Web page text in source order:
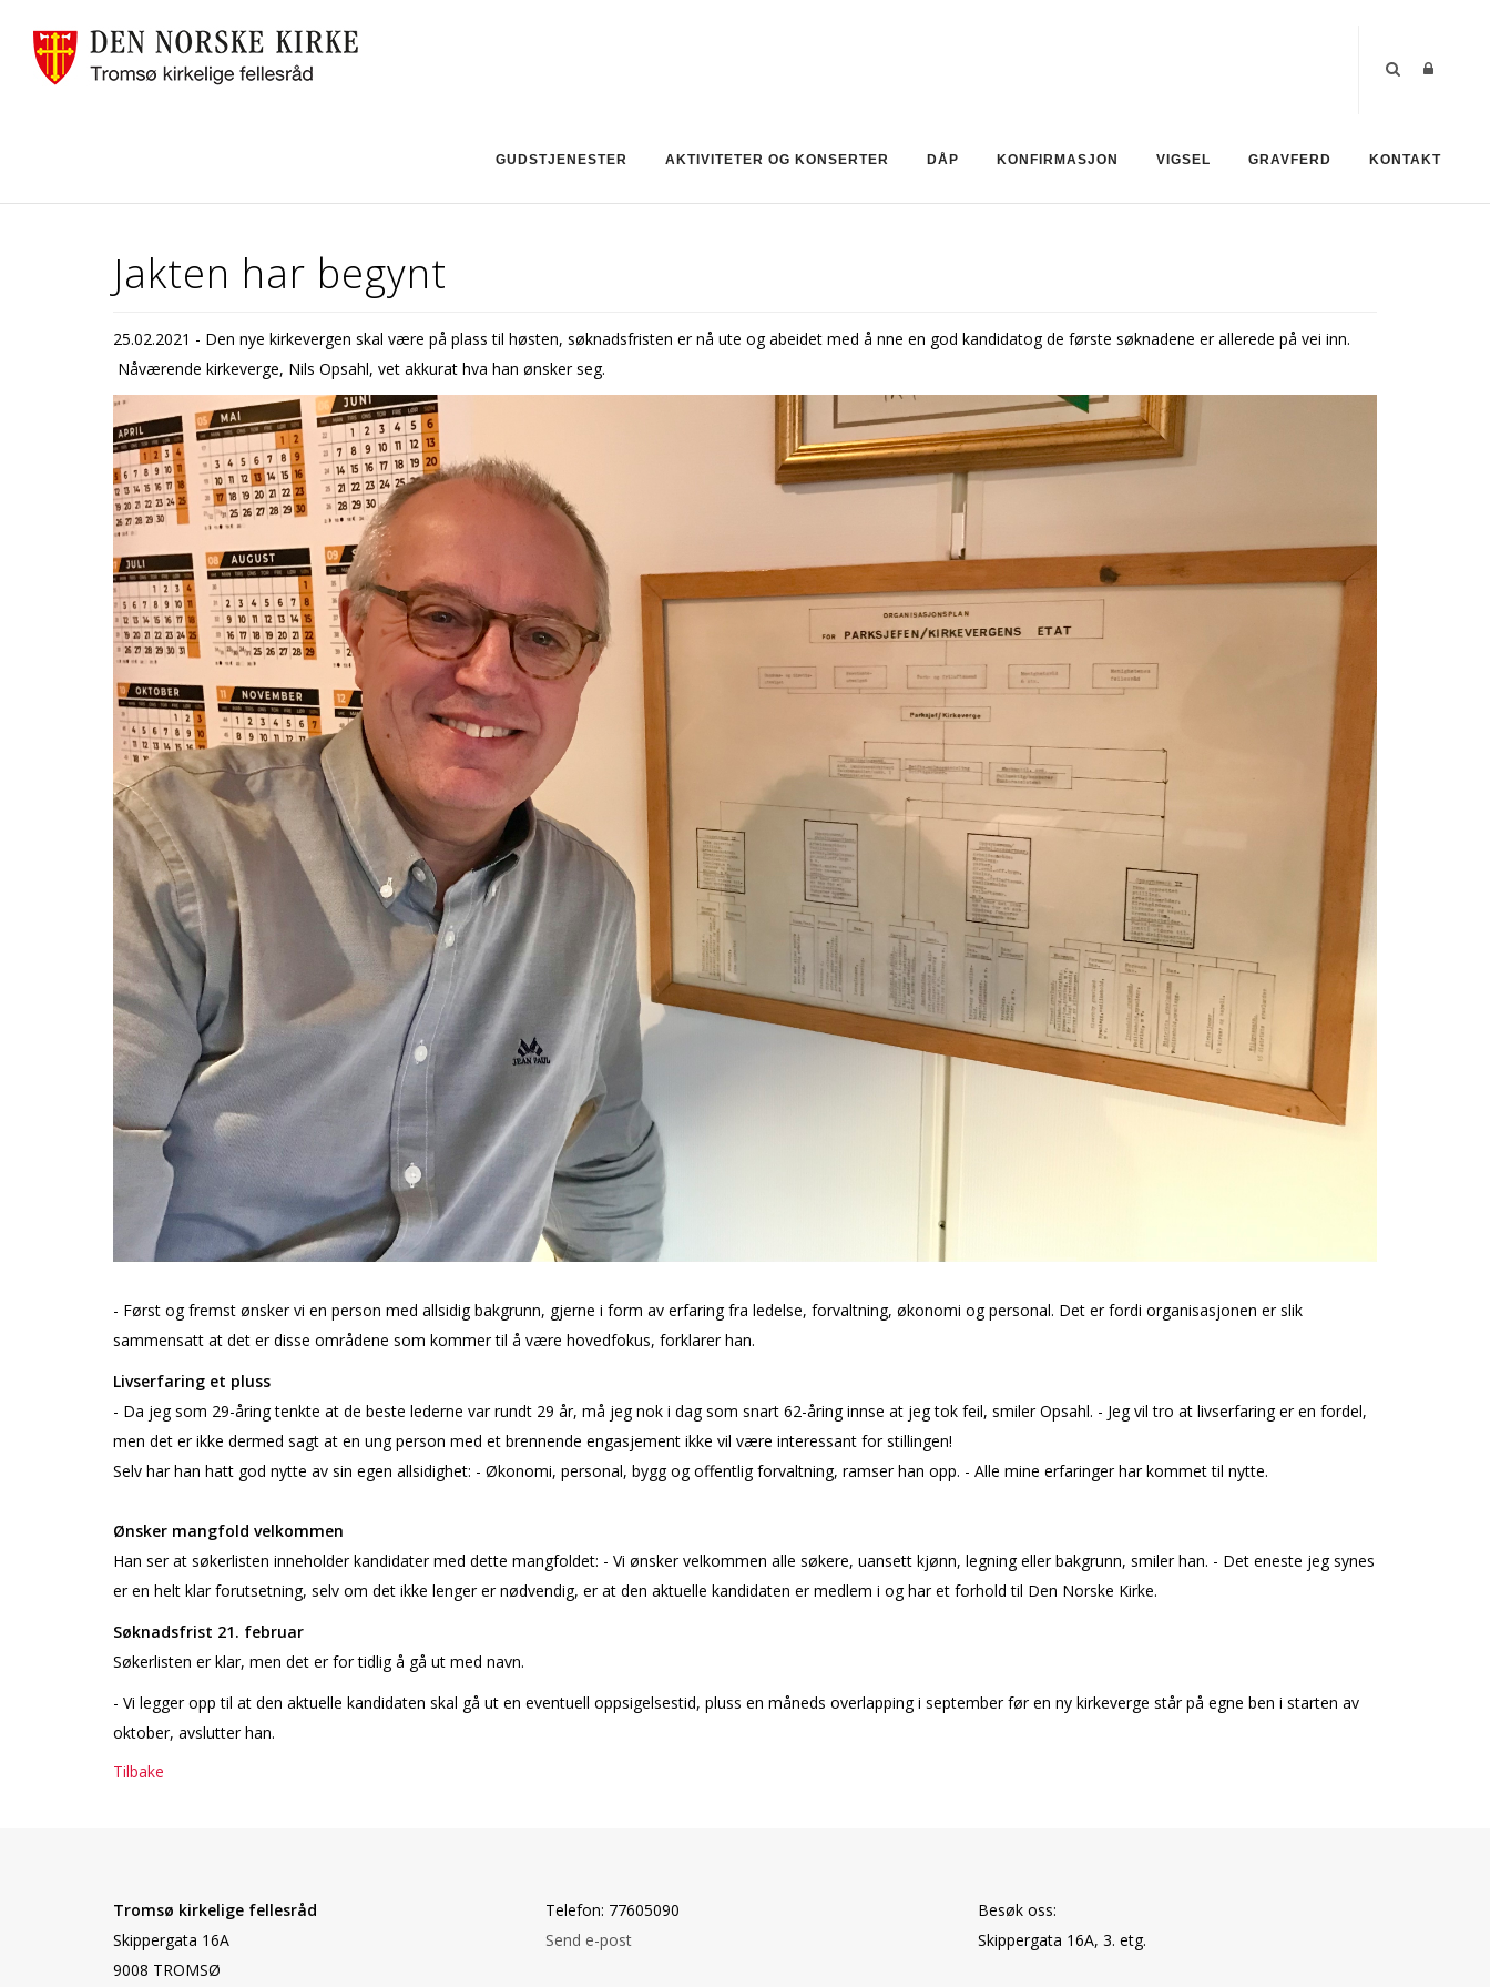
GUDSTJENESTER AKTIVITETER OG KONSERTER DÅP KONFIRMASJON VIGSEL GRAVFERD KONTAKT
Jakten har begynt
25.02.2021 - Den nye kirkevergen skal være på plass til høsten, søknadsfristen er nå ute og abeidet med å finne en god kandidatog de første søknadene er allerede på vei inn.
Nåværende kirkeverge, Nils Opsahl, vet akkurat hva han ønsker seg.
- Først og fremst ønsker vi en person med allsidig bakgrunn, gjerne i form av erfaring fra ledelse, forvaltning, økonomi og personal. Det er fordi organisasjonen er slik
sammensatt at det er disse områdene som kommer til å være hovedfokus, forklarer han.
Livserfaring et pluss
- Da jeg som 29-åring tenkte at de beste lederne var rundt 29 år, må jeg nok i dag som snart 62-åring innse at jeg tok feil, smiler Opsahl. - Jeg vil tro at livserfaring er en fordel,
men det er ikke dermed sagt at en ung person med et brennende engasjement ikke vil være interessant for stillingen!
Selv har han hatt god nytte av sin egen allsidighet: - Økonomi, personal, bygg og offentlig forvaltning, ramser han opp. - Alle mine erfaringer har kommet til nytte.
Ønsker mangfold velkommen
Han ser at søkerlisten inneholder kandidater med dette mangfoldet: - Vi ønsker velkommen alle søkere, uansett kjønn, legning eller bakgrunn, smiler han. - Det eneste jeg synes
er en helt klar forutsetning, selv om det ikke lenger er nødvendig, er at den aktuelle kandidaten er medlem i og har et forhold til Den Norske Kirke.
Søknadsfrist 21. februar
Søkerlisten er klar, men det er for tidlig å gå ut med navn.
- Vi legger opp til at den aktuelle kandidaten skal gå ut en eventuell oppsigelsestid, pluss en måneds overlapping i september før en ny kirkeverge står på egne ben i starten av
oktober, avslutter han.
Tilbake
Tromsø kirkelige fellesråd
Skippergata 16A
9008 TROMSØ
Telefon: 77605090
Send e-post
Besøk oss:
Skippergata 16A, 3. etg.